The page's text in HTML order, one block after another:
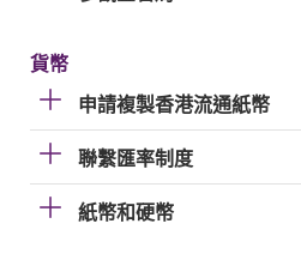
貨幣
申請複製香港流通紙幣
聯繫匯率制度
紙幣和硬幣